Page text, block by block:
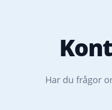
Har du frågor